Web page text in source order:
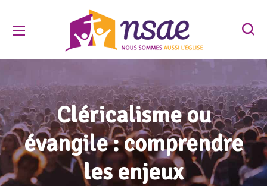
Cléricalisme ou
évangile : comprendre
les enjeux